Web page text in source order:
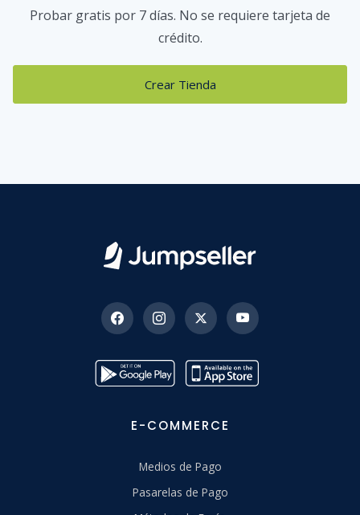
Probar gratis por 7 días. No se requiere tarjeta de
crédito.
Crear Tienda
E-COMMERCE
Medios de Pago
Pasarelas de Pago